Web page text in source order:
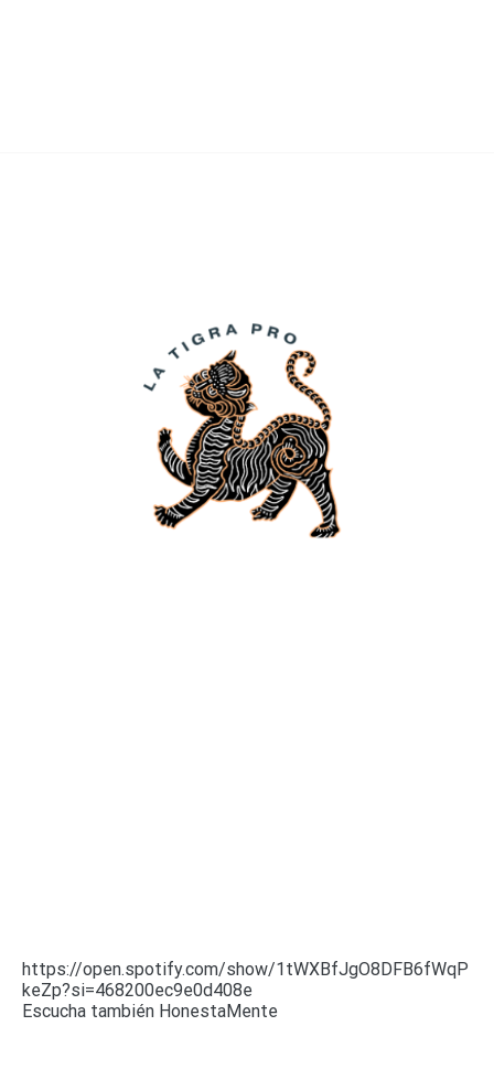
https://open.spotify.com/show/1tWXBfJgO8DFB6fWqP
keZp?si=468200ec9e0d408e
Escucha también HonestaMente